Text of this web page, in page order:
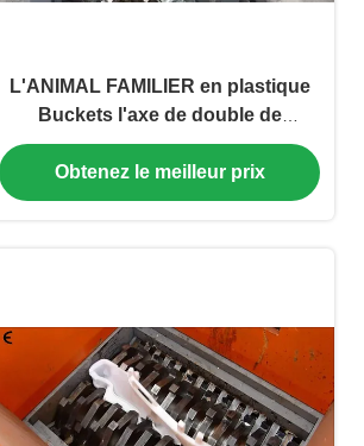
L'ANIMAL FAMILIER en plastique
Buckets l'axe de double de
machine de défibreur de déchets
solides anti-corrosif
Obtenez le meilleur prix